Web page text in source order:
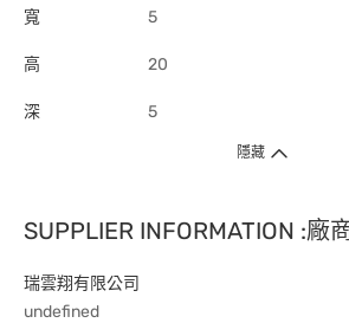
寬 5
高 20
深 5
隱藏
SUPPLIER INFORMATION :廠
瑞雲翔有限公司
undefined